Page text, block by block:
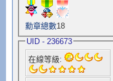
勳章總數18
UID - 236673
在線等級: